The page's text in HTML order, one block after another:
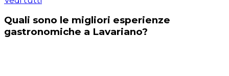
Quali sono le migliori esperienze
gastronomiche a Lavariano?